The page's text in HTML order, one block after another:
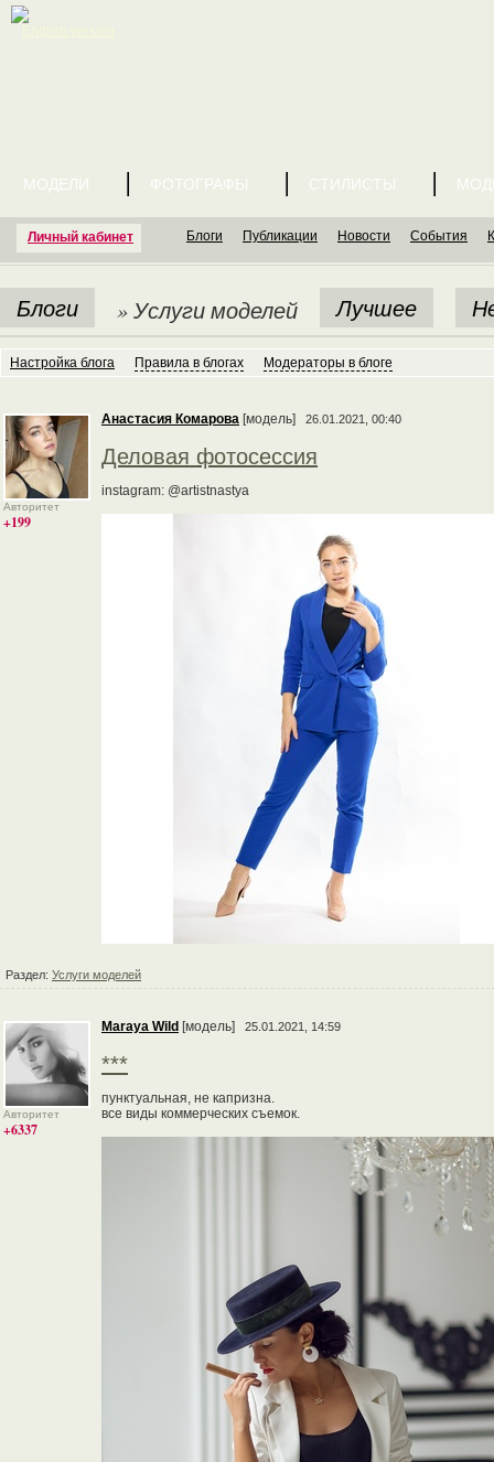
Личный кабинет
МОДЕЛИ ФОТОГРАФЫ СТИЛИСТЫ
Блоги Публикации Новости События
Блоги » Услуги моделей Лучшее
Настройка блога Правила в блогах Модераторы в блоге
Авторитет
+199
Анастасия Комарова [модель] 26.01.2021, 00:40
Деловая фотосессия
instagram: @artistnastya
Раздел: Услуги моделей
Авторитет
+6337
Maraya Wild [модель] 25.01.2021, 14:59
***
пунктуальная, не капризна.
все виды коммерческих съемок.